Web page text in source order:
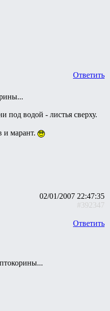
Ответить
под водой - листья сверху.
и марант.
02/01/2007 22:47:35
#392347
Ответить